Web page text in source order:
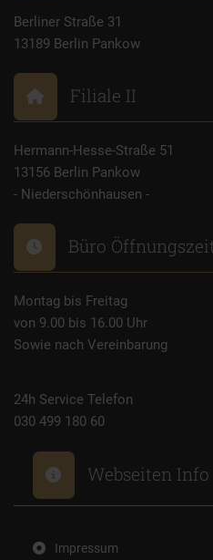
Berliner Straße 31
13189 Berlin Pankow
Filiale II
Hermann-Hesse-Straße 51
13156 Berlin Pankow
- Niederschönhausen -
Büro
Montag bis Freitag
von 9.00 bis 16.00 Uhr
Sowie nach Vereinbarung
24h Service Telefon
030 499 180 60
Webseiten Info
Impressum